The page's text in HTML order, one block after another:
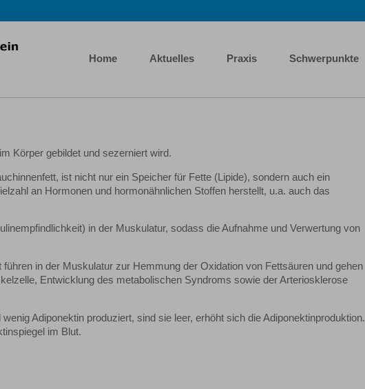
Home
Aktuelles Praxis Schwerpunkte
Körper gebildet und sezerniert wird.
ist nicht nur ein Speicher für Fette (Lipide), sondern auch ein
an Hormonen und hormonähnlichen Stoffen herstellt, u.a. auch das
in der Muskulatur, sodass die Aufnahme und Verwertung von
in der Muskulatur zur Hemmung der Oxidation von Fettsäuren und gehen
Entwicklung des metabolischen Syndroms sowie der Arteriosklerose
Adiponektin produziert, sind sie leer, erhöht sich die Adiponektinproduktion.
im Blut.